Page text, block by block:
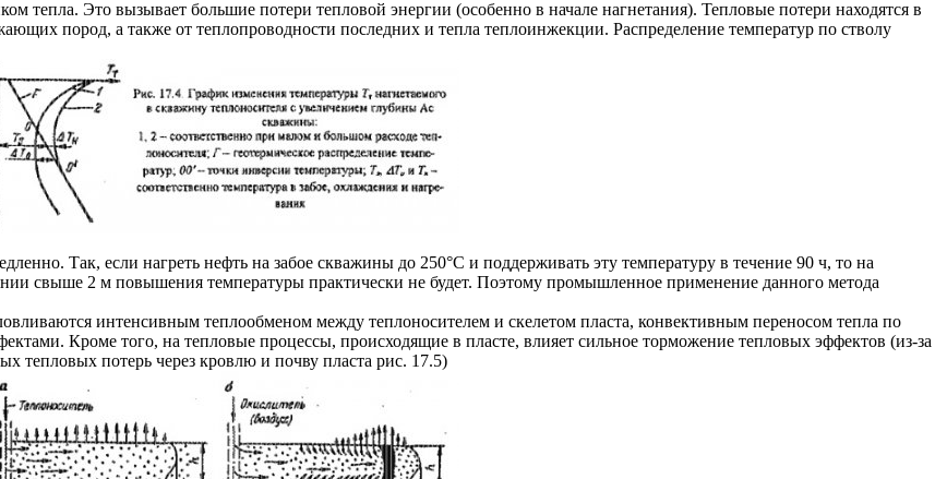
тепла. Это вызывает большие потери тепловой энергии (особенно в начале нагнетания). Тепловые потери находятся в
пород, а также от теплопроводности последних и тепла теплоинжекции. Распределение температур по стволу
Так, если нагреть нефть на забое скважины до 250°С и поддерживать эту температуру в течение 90 ч, то на
свыше 2 м повышения температуры практически не будет. Поэтому промышленное применение данного метода
интенсивным теплообменом между теплоносителем и скелетом пласта, конвективным переносом тепла по
Кроме того, на тепловые процессы, происходящие в пласте, влияет сильное торможение тепловых эффектов (из-за
тепловых потерь через кровлю и почву пласта рис. 17.5)